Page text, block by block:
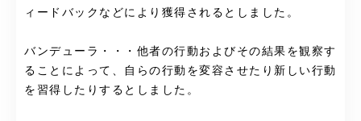
ィードバックなどにより獲得されるとしました。
バンデューラ・・・他者の行動およびその結果を観察す
ることによって、自らの行動を変容させたり新しい行動
を習得したりするとしました。